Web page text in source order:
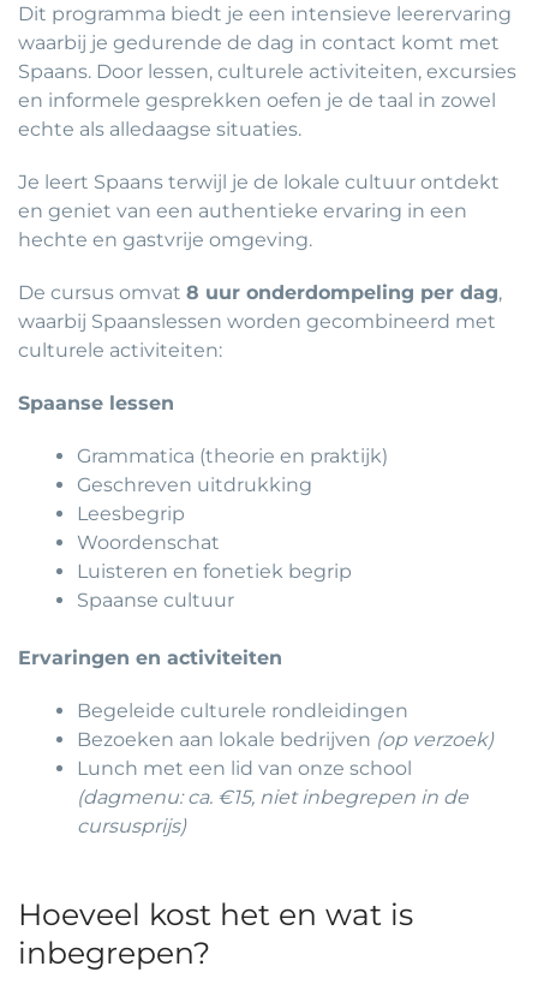
Dit programma biedt je een intensieve leerervaring
waarbij je gedurende de dag in contact komt met
Spaans. Door lessen, culturele activiteiten, excursies
en informele gesprekken oefen je de taal in zowel
echte als alledaagse situaties.
Je leert Spaans terwijl je de lokale cultuur ontdekt
en geniet van een authentieke ervaring in een
hechte en gastvrije omgeving.
De cursus omvat 8 uur onderdompeling per dag,
waarbij Spaanslessen worden gecombineerd met
culturele activiteiten:
Spaanse lessen
Grammatica (theorie en praktijk)
Geschreven uitdrukking
Leesbegrip
Woordenschat
Luisteren en fonetiek begrip
Spaanse cultuur
Ervaringen en activiteiten
Begeleide culturele rondleidingen
Bezoeken aan lokale bedrijven (op verzoek)
Lunch met een lid van onze school
(dagmenu: ca. €15, niet inbegrepen in de
cursusprijs)
Hoeveel kost het en wat is
inbegrepen?